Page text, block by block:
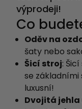
výprodeji!
Co
Oděv na
šaty nebo
Šicí stroj:
se
luxusní!
Dvojitá